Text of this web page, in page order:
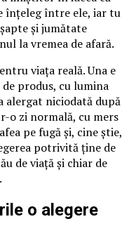
înțeleg între ele, iar tu
și jumătate
la vremea de afară.
viața reală. Una e
produs, cu lumina
alergat niciodată după
o zi normală, cu mers
pe fugă și, cine știe,
potrivită ține de
de viață și chiar de
o alegere